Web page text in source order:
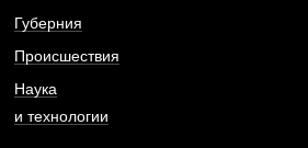
Губерния
Происшествия
Наука
и технологии